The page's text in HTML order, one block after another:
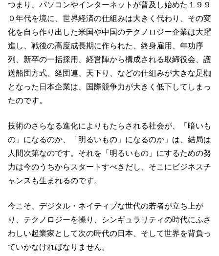
つまり、パソコンやインターネットが普及し始めた１９９
０年代を境に、世界経済の仕組みは大きく代わり、その変
化を自ら作り出した米国や中国のテクノロジー企業は大躍
進し、戦後の高度成長期に作られた、終身雇用、年功序
列、新卒の一括採用、経営陣から構成される取締役会、護
送船団方式、経団連、天下り、などの仕組みが大きな足枷
となった日本企業は、国際競争力が大きく低下してしまっ
たのです。
技術のさらなる進化によりもたらされる社会が、「暗いも
の」になるのか、「明るいもの」になるのか」は、結局は
人間次第なのです。それを「明るいもの」にするための努
力は今のうちからスタートすべきだし、そこにビジネスチ
ャンスも生まれるのです。
今こそ、デジタル・ネイティブな世代の若者が立ち上が
り、テクノロジーを操り、シンギュラリティの時代にふさ
わしい起業家として次の時代の日本、そして世界を背負っ
ていかなければなりません。